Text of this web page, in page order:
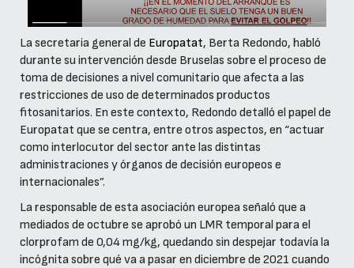
La secretaria general de Europatat, Berta Redondo, habló
durante su intervención desde Bruselas sobre el proceso de
toma de decisiones a nivel comunitario que afecta a las
restricciones de uso de determinados productos
fitosanitarios. En este contexto, Redondo detalló el papel de
Europatat que se centra, entre otros aspectos, en “actuar
como interlocutor del sector ante las distintas
administraciones y órganos de decisión europeos e
internacionales”.
La responsable de esta asociación europea señaló que a
mediados de octubre se aprobó un LMR temporal para el
clorprofam de 0,04 mg/kg, quedando sin despejar todavía la
incógnita sobre qué va a pasar en diciembre de 2021 cuando